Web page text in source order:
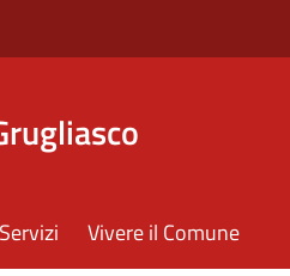
Servizi Vivere il Comune